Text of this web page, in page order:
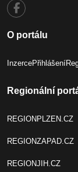
O portálu
InzercePřihlášení
Regionální
REGIONPLZEN.CZ
REGIONZAPAD.CZ
REGIONJIH.CZ